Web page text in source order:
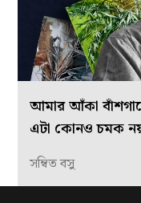
আমার আঁকা
এটা কোনও চমক
সম্বিত বসু